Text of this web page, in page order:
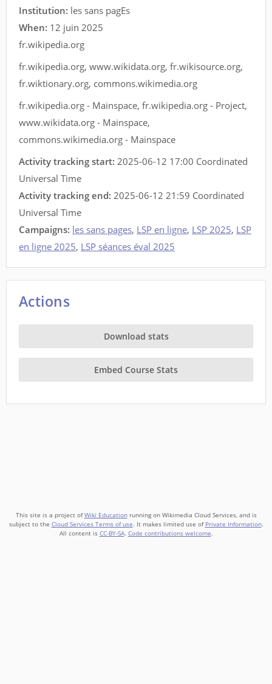
Institution: les sans pagEs
When: 12 juin 2025
fr.wikipedia.org
fr.wikipedia.org, www.wikidata.org, fr.wikisource.org,
fr.wiktionary.org, commons.wikimedia.org
fr.wikipedia.org - Mainspace, fr.wikipedia.org - Project,
www.wikidata.org - Mainspace,
commons.wikimedia.org - Mainspace
Activity tracking start: 2025-06-12 17:00 Coordinated
Universal Time
Activity tracking end: 2025-06-12 21:59 Coordinated
Universal Time
Campaigns: les sans pages, LSP en ligne, LSP 2025, LSP
en ligne 2025, LSP séances éval 2025
Actions
Download stats
Embed Course Stats
This site is a project ofWiki Educationrunning on Wikimedia Cloud Services, and is
subject to the Cloud Services Terms of use. It makes limited use of Private Information.
All content is CC-BY-SA. Code contributions welcome.